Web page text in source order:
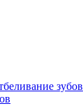
зубов